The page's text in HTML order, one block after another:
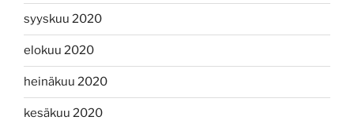
syyskuu 2020
elokuu 2020
heinäkuu 2020
kesäkuu 2020